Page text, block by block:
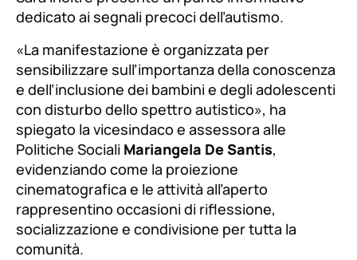
dedicato ai segnali precoci dell’autismo.
«La manifestazione è organizzata per
sensibilizzare sull’importanza della conoscenza
e dell’inclusione dei bambini e degli adolescenti
con disturbo dello spettro autistico», ha
spiegato la vicesindaco e assessora alle
Politiche Sociali Mariangela De Santis,
evidenziando come la proiezione
cinematografica e le attività all’aperto
rappresentino occasioni di riflessione,
socializzazione e condivisione per tutta la
comunità.